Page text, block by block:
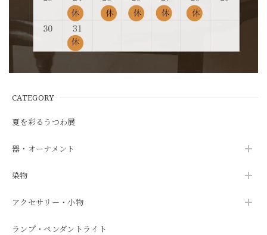
CATEGORY
夏を彩るうつわ展
器・オーナメント
染物
アクセサリー・小物
ランプ・ペンダントライト